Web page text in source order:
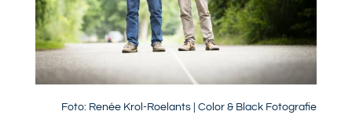
Foto: Renée Krol-Roelants | Color & Black Fotografie